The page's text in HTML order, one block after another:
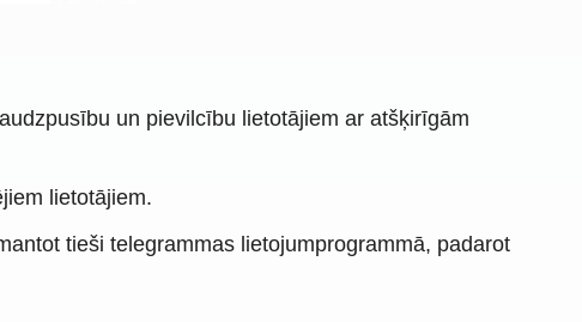
un pievilcību lietotājiem ar atšķirīgām
lietotājiem.
tieši telegrammas lietojumprogrammā, padarot